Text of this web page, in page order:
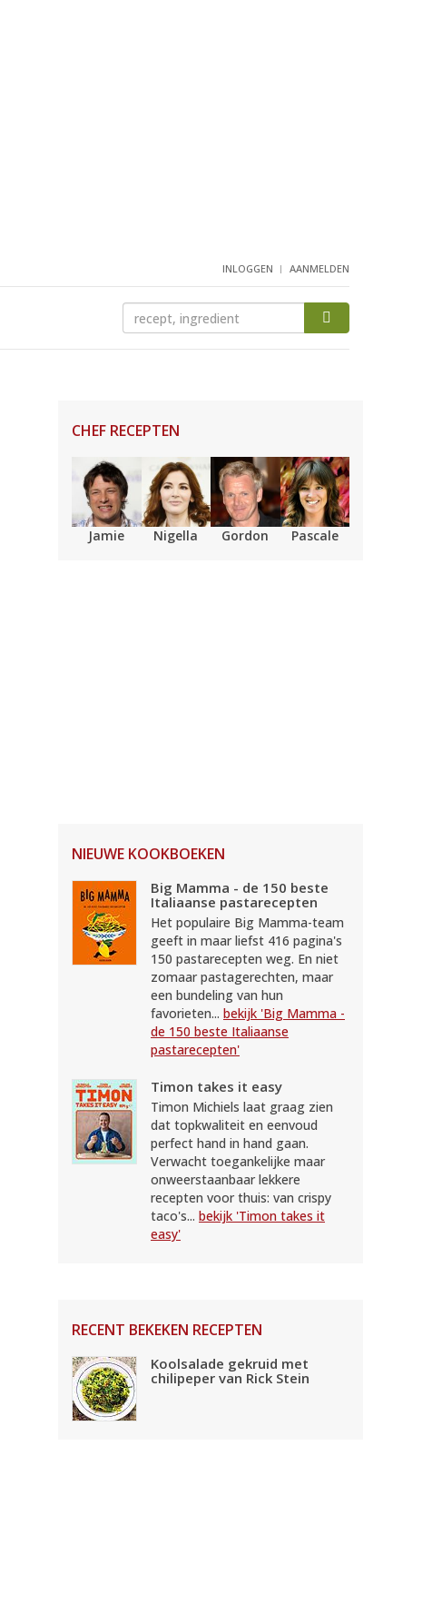
INLOGGEN AANMELDEN
CHEF RECEPTEN
Jamie Nigella Gordon Pascale
NIEUWE KOOKBOEKEN
Big Mamma - de 150 beste
Italiaanse pastarecepten
Het populaire Big Mamma-team
geeft in maar liefst 416 pagina's
150 pastarecepten weg. En niet
zomaar pastagerechten, maar
een bundeling van hun
favorieten... bekijk 'Big Mamma -
de 150 beste Italiaanse
pastarecepten'
Timon takes it easy
Timon Michiels laat graag zien
dat topkwaliteit en eenvoud
perfect hand in hand gaan.
Verwacht toegankelijke maar
onweerstaanbaar lekkere
recepten voor thuis: van crispy
taco's... bekijk 'Timon takes it
easy'
RECENT BEKEKEN RECEPTEN
Koolsalade gekruid met
chilipeper van Rick Stein